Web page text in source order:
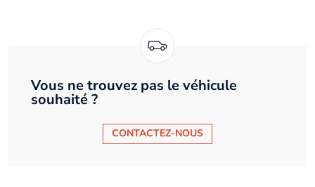
Vous ne trouvez pas le véhicule
souhaité ?
CONTACTEZ-NOUS